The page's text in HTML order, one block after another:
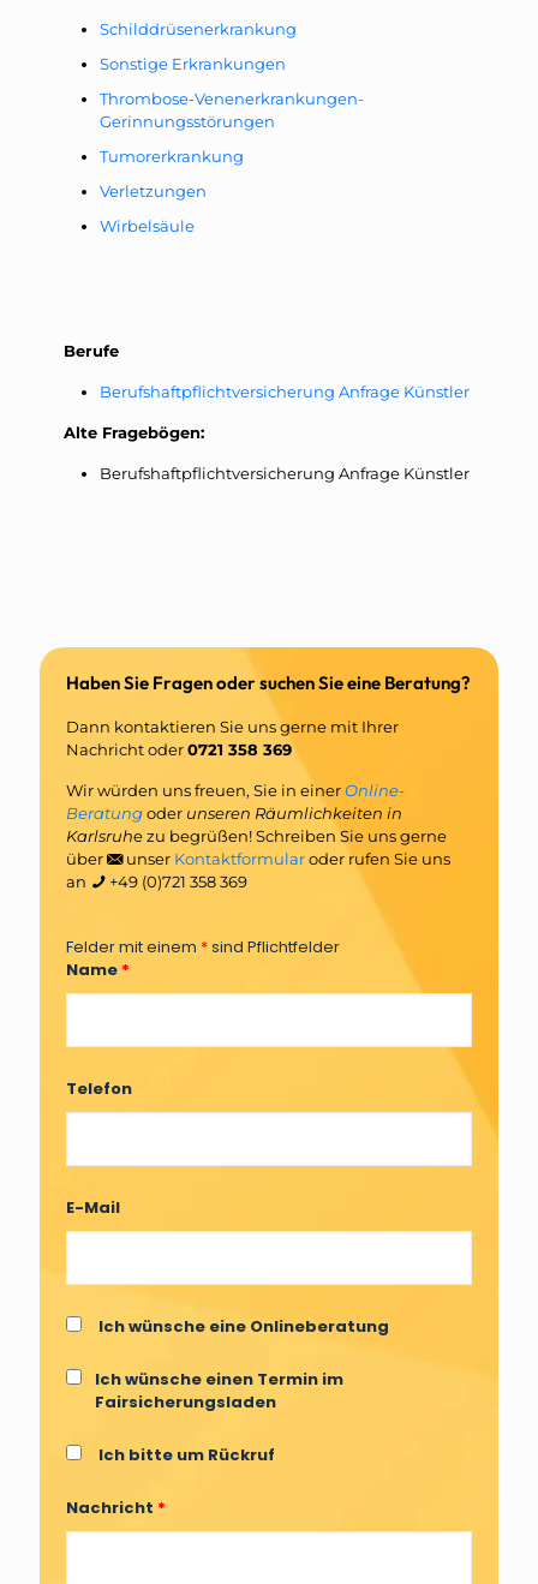
Schilddrüsenerkrankung
Sonstige Erkrankungen
Thrombose-Venenerkrankungen-
Gerinnungsstörungen
Tumorerkrankung
Verletzungen
Wirbelsäule
Berufe
Berufshaftpflichtversicherung Anfrage Künstler
Alte Fragebögen:
Berufshaftpflichtversicherung Anfrage Künstler
Haben Sie Fragen oder suchen Sie eine Beratung?
Dann kontaktieren Sie uns gerne mit Ihrer
Nachricht oder0721 358 369
Wir würden uns freuen, Sie in einerOnline-
Beratungoder unseren Räumlichkeiten in
Karlsruhe zu begrüßen! Schreiben Sie uns gerne
über
unser Kontaktformularoder rufen Sie uns
an
+49 (0)721 358 369
Felder mit einem *sind Pflichtfelder
Name *
Telefon
E-Mail
Ich wünsche eine Onlineberatung
Ich wünsche einen Termin im
Fairsicherungsladen
Ich bitte um Rückruf
Nachricht *